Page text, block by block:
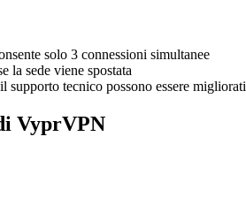
solo 3 connessioni simultanee
la sede viene spostata
supporto tecnico possono essere migliorati
VyprVPN